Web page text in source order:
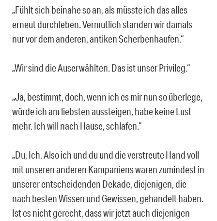
„Fühlt sich beinahe so an, als müsste ich das alles
erneut durchleben. Vermutlich standen wir damals
nur vor dem anderen, antiken Scherbenhaufen.“
„Wir sind die Auserwählten. Das ist unser Privileg.“
„Ja, bestimmt, doch, wenn ich es mir nun so überlege,
würde ich am liebsten aussteigen, habe keine Lust
mehr. Ich will nach Hause, schlafen.“
„Du, Ich. Also ich und du und die verstreute Hand voll
mit unseren anderen Kampaniens waren zumindest in
unserer entscheidenden Dekade, diejenigen, die
nach besten Wissen und Gewissen, gehandelt haben.
Ist es nicht gerecht, dass wir jetzt auch diejenigen